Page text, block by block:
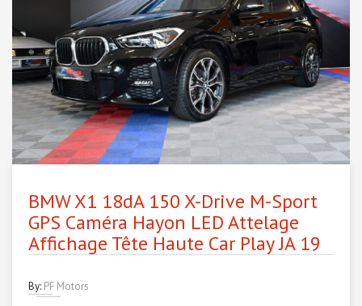
BMW X1 18dA 150 X-Drive M-Sport
GPS Caméra Hayon LED Attelage
Affichage Tête Haute Car Play JA 19
By: PF Motors